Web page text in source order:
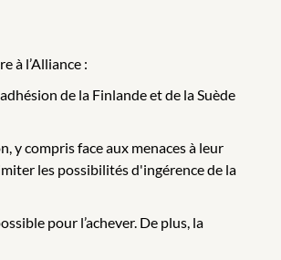
à l’Alliance :
de la Finlande et de la Suède
y compris face aux menaces à leur
les possibilités d'ingérence de la
pour l’achever. De plus, la